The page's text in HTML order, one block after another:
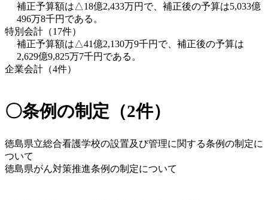
補正予算額は△18億2,433万円で、補正後の予算は5,033億
496万8千円である。
特別会計（17件）
補正予算額は△41億2,130万9千円で、補正後の予算は
2,629億9,825万7千円である。
企業会計（4件）
〇条例の制定（2件）
徳島県立総合看護学校の設置及び管理に関する条例の制定に
ついて
徳島県がん対策推進条例の制定について